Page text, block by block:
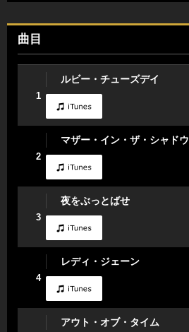
曲目
1
ルビー・チューズデイ
2
マザー・イン・ザ・シャドウ
3
夜をぶっとばせ
4
レディ・ジェーン
アウト・オブ・タイム